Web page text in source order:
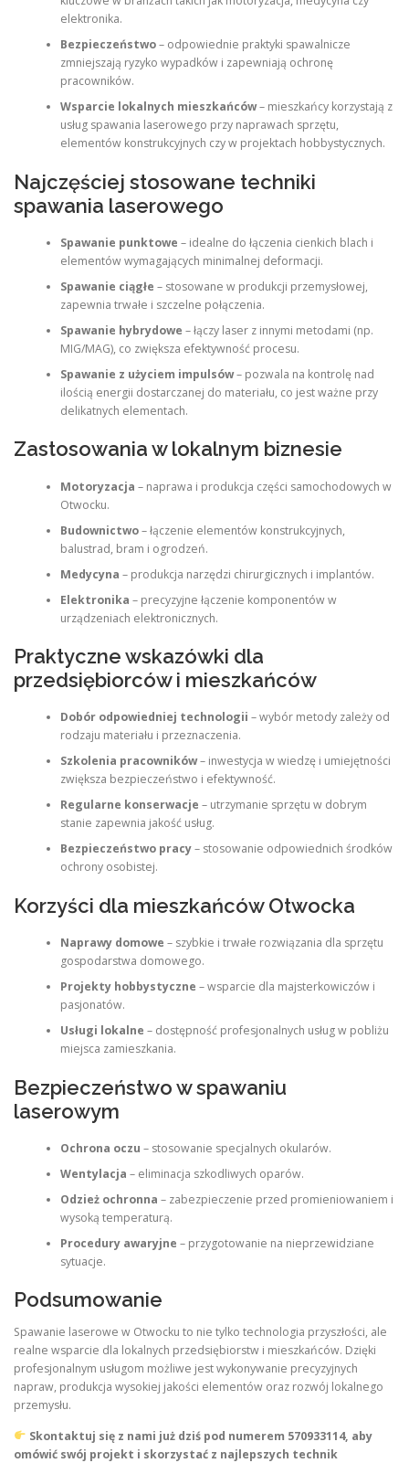
elektronika.
Bezpieczeństwo– odpowiednie praktyki spawalnicze
zmniejszają ryzyko wypadków i zapewniają ochronę
pracowników.
Wsparcie lokalnych mieszkańców– mieszkańcy korzystają z
usług spawania laserowego przy naprawach sprzętu,
elementów konstrukcyjnych czy w projektach hobbystycznych.
Najczęściej stosowane techniki
spawania laserowego
Spawanie punktowe – idealne do łączenia cienkich blach i
elementów wymagających minimalnej deformacji.
Spawanie ciągłe – stosowane w produkcji przemysłowej,
zapewnia trwałe i szczelne połączenia.
Spawanie hybrydowe – łączy laser z innymi metodami (np.
MIG/MAG), co zwiększa efektywność procesu.
Spawanie z użyciem impulsów– pozwala na kontrolę nad
ilością energii dostarczanej do materiału, co jest ważne przy
delikatnych elementach.
Zastosowania w lokalnym biznesie
Motoryzacja – naprawa i produkcja części samochodowych w
Otwocku.
Budownictwo– łączenie elementów konstrukcyjnych,
balustrad, bram i ogrodzeń.
Medycyna – produkcja narzędzi chirurgicznych i implantów.
Elektronika – precyzyjne łączenie komponentów w
urządzeniach elektronicznych.
Praktyczne wskazówki dla
przedsiębiorców i mieszkańców
Dobór odpowiedniej technologii – wybór metody zależy od
rodzaju materiału i przeznaczenia.
Szkolenia pracowników– inwestycja w wiedzę i umiejętności
zwiększa bezpieczeństwo i efektywność.
Regularne konserwacje – utrzymanie sprzętu w dobrym
stanie zapewnia jakość usług.
Bezpieczeństwo pracy– stosowanie odpowiednich środków
ochrony osobistej.
Korzyści dla mieszkańców Otwocka
Naprawy domowe – szybkie i trwałe rozwiązania dla sprzętu
gospodarstwa domowego.
Projekty hobbystyczne – wsparcie dla majsterkowiczów i
pasjonatów.
Usługi lokalne – dostępność profesjonalnych usług w pobliżu
miejsca zamieszkania.
Bezpieczeństwo w spawaniu
laserowym
Ochrona oczu – stosowanie specjalnych okularów.
Wentylacja – eliminacja szkodliwych oparów.
Odzież ochronna – zabezpieczenie przed promieniowaniem i
wysoką temperaturą.
Procedury awaryjne – przygotowanie na nieprzewidziane
sytuacje.
Podsumowanie
Spawanie laserowe w Otwocku to nie tylko technologia przyszłości, ale
realne wsparcie dla lokalnych przedsiębiorstw i mieszkańców. Dzięki
profesjonalnym usługom możliwe jest wykonywanie precyzyjnych
napraw, produkcja wysokiej jakości elementów oraz rozwój lokalnego
przemysłu.
Skontaktuj się z nami już dziś pod numerem 570933114, aby
omówić swój projekt i skorzystać z najlepszych technik